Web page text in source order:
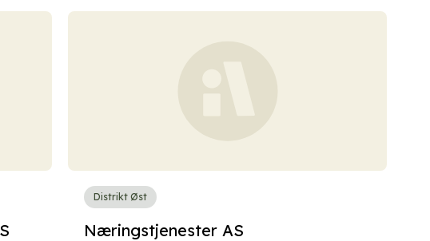
Distrikt Øst
Næringstjenester AS